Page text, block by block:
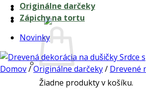
0,00€
Žiadne produkty v košíku.
Originálne darčeky
Zápichy na tortu
Novinky
Domov/Originálne darčeky/ Drevené